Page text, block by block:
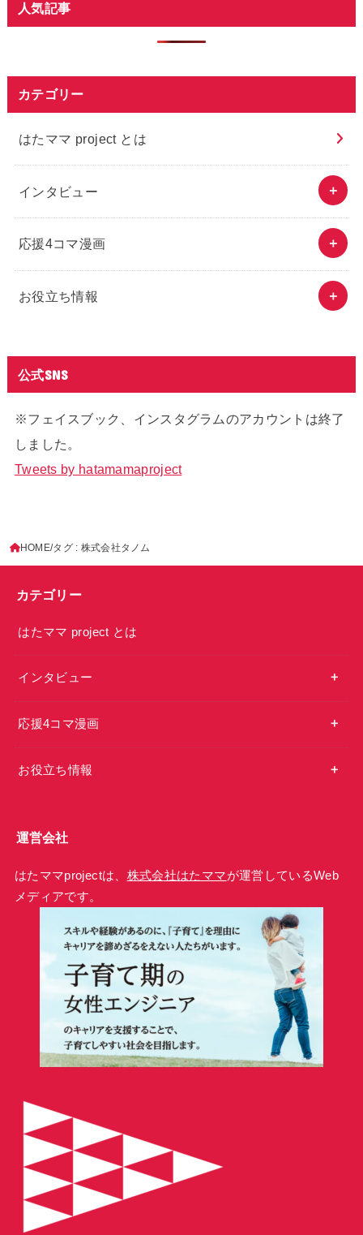
人気記事
カテゴリー
はたママ project とは
インタビュー
応援4コマ漫画
お役立ち情報
公式SNS
※フェイスブック、インスタグラムのアカウントは終了
しました。
Tweets by hatamamaproject
HOME タグ : 株式会社タノム
カテゴリー
はたママ project とは
インタビュー
応援4コマ漫画
お役立ち情報
運営会社
はたママprojectは、 株式会社はたママが運営しているWeb
メディアです。